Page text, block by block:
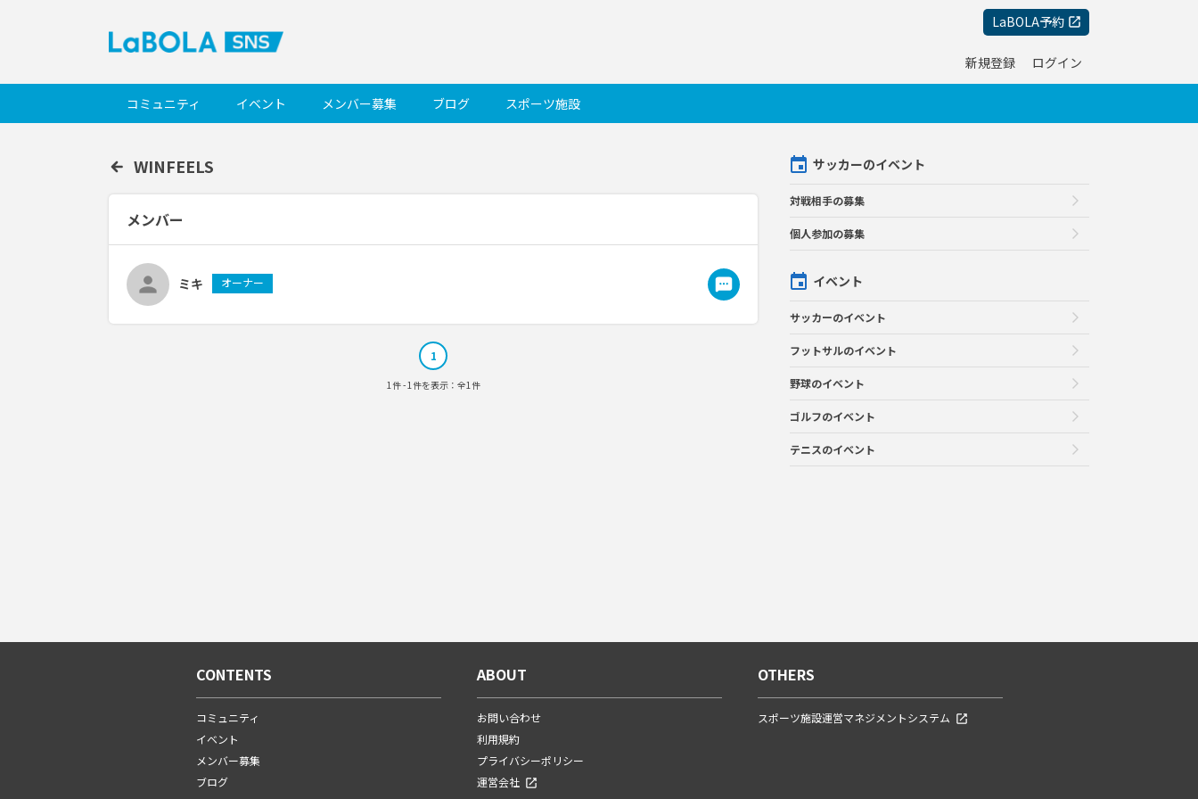
LaBOLA予約
新規登録 ログイン
コミュニティ イベント メンバー募集 ブログ スポーツ施設
WINFEELS
メンバー
ミキ オーナー
1
1件 - 1件を表示：全1件
サッカーのイベント
対戦相手の募集
個人参加の募集
イベント
サッカーのイベント
フットサルのイベント
野球のイベント
ゴルフのイベント
テニスのイベント
CONTENTS
コミュニティ
イベント
メンバー募集
ブログ
ABOUT
お問い合わせ
利用規約
プライバシーポリシー
運営会社
OTHERS
スポーツ施設運営マネジメントシステム